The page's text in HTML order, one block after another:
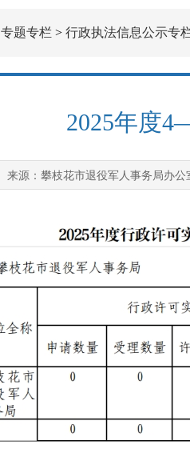
专题专栏 > 行政执法信息公示专
2025年度
来源： 攀枝花市退役军人事务局办公